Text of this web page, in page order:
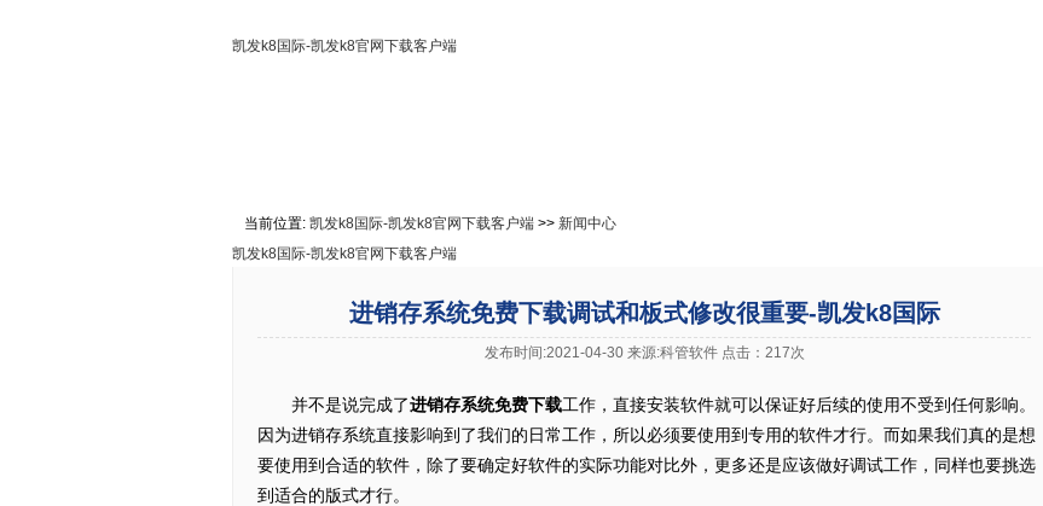
凯发k8国际-凯发k8官网下载客户端
当前位置: 凯发k8国际-凯发k8官网下载客户端 >> 新闻中心
凯发k8国际-凯发k8官网下载客户端
进销存系统免费下载调试和板式修改很重要-凯发k8国际
发布时间:2021-04-30 来源:科管软件 点击：217次
并不是说完成了进销存系统免费下载工作，直接安装软件就可以保证好后续的使用不受到任何影响。
因为进销存系统直接影响到了我们的日常工作，所以必须要使用到专用的软件才行。而如果我们真的是想
要使用到合适的软件，除了要确定好软件的实际功能对比外，更多还是应该做好调试工作，同样也要挑选
到适合的版式才行。